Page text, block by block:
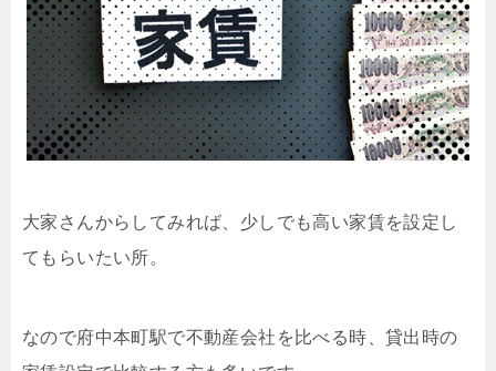
大家さんからしてみれば、少しでも高い家賃を設定し
てもらいたい所。
なので府中本町駅で不動産会社を比べる時、貸出時の